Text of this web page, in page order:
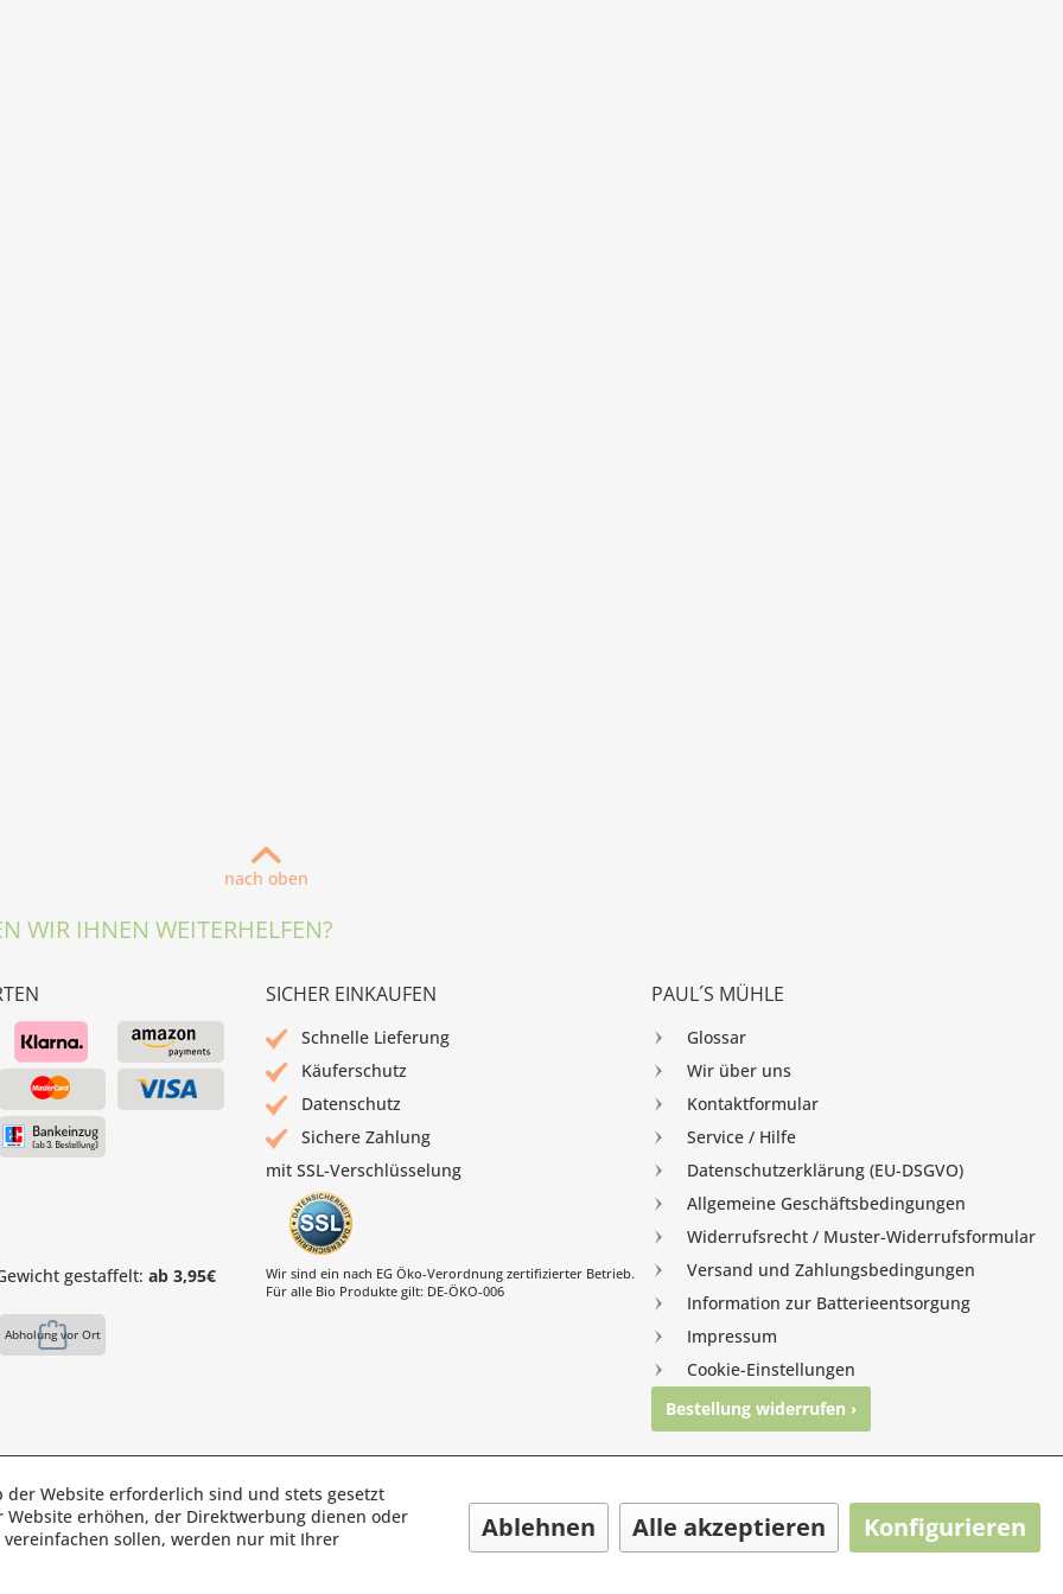
nach oben
WIR IHNEN WEITERHELFEN?
gestaffelt: ab 3,95€
Abholung vor Ort
SICHER EINKAUFEN
Schnelle Lieferung
Käuferschutz
Datenschutz
Sichere Zahlung
mit SSL-Verschlüsselung
Wir sind ein nach EG Öko-Verordnung zertifizierter Betrieb.
Für alle Bio Produkte gilt: DE-ÖKO-006
PAUL´S MÜHLE
Glossar
Wir über uns
Kontaktformular
Service / Hilfe
Datenschutzerklärung (EU-DSGVO)
Allgemeine Geschäftsbedingungen
Widerrufsrecht / Muster-Widerrufsformular
Versand und Zahlungsbedingungen
Information zur Batterieentsorgung
Impressum
Cookie-Einstellungen
Bestellung widerrufen ›
Mühle | Inhaber: Christof Paul e.K. | Westring 2 | 45659 Recklinghausen
Fax: 02361 -28831 | E-Mail: info@pauls-muehle.de
Website erforderlich sind und stets gesetzt
erhöhen, der Direktwerbung dienen oder
sollen, werden nur mit Ihrer
Ablehnen Alle akzeptieren Konfigurieren